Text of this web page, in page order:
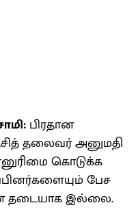
பிரதான
தலைவர் அனுமதி
கொடுக்க
பேச
தடையாக இல்லை.